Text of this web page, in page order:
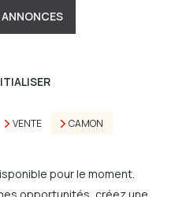
ANNONCES
VENTE CAMON
pour le moment.